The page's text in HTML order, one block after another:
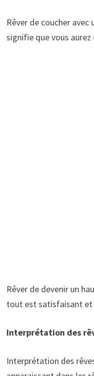
Rêver de coucher avec
signifie que vous
Rêver de devenir un
tout est satisfaisant et
Interprétation des
Interprétation des